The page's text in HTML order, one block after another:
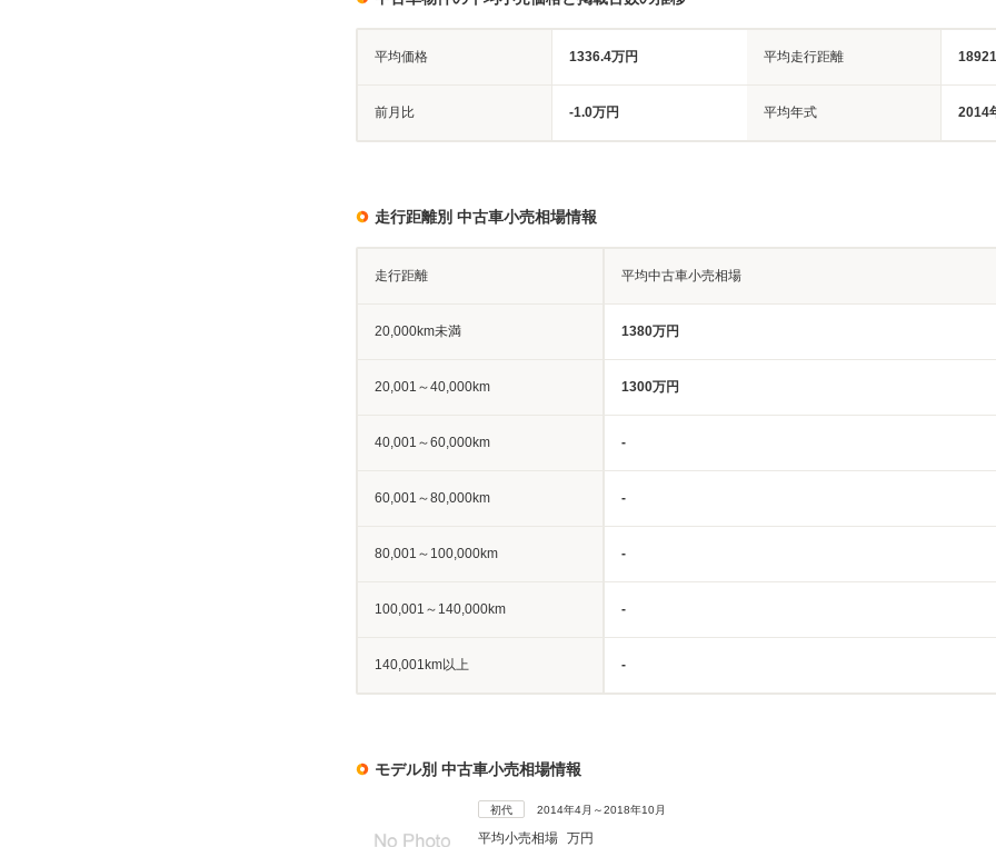
平均価格 1336.4万円 平均走行距離
前月比 -1.0万円 平均年式 2014
走行距離別 中古車小売相場情報
走行距離 平均中古車小売相場
20,000km未満 1380万円
20,001～40,000km 1300万円
40,001～60,000km -
60,001～80,000km -
80,001～100,000km -
100,001～140,000km -
140,001km以上 -
モデル別 中古車小売相場情報
初代 2014年4月～2018年10月
平均小売相場 万円